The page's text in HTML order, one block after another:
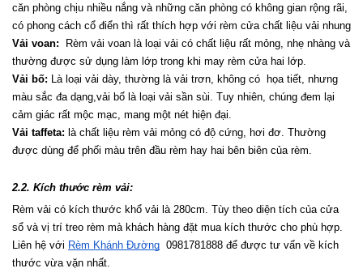
căn phòng chịu nhiều nắng và những căn phòng có không gian rộng rãi,
có phong cách cổ điển thì rất thích hợp với rèm cửa chất liệu vải nhung
Vải voan: Rèm vải voan là loại vải có chất liệu rất mỏng, nhẹ nhàng và
thường được sử dụng làm lớp trong khi may rèm cửa hai lớp.
Vải bố: Là loại vải dày, thường là vải trơn, không có  họa tiết, nhưng
màu sắc đa dạng,vải bố là loại vải sần sùi. Tuy nhiên, chúng đem lại
cảm giác rất mộc mạc, mang một nét hiện đại.
Vải taffeta: là chất liệu rèm vải mỏng có độ cứng, hơi đơ. Thường
được dùng để phối màu trên đầu rèm hay hai bên biên của rèm.
2.2. Kích thước rèm vải:
Rèm vải có kích thước khổ vải là 280cm. Tùy theo diện tích của cửa
sổ và vị trí treo rèm mà khách hàng đặt mua kích thước cho phù hợp.
Liên hệ với Rèm Khánh Đường 0981781888 để được tư vấn về kích
thước vừa vặn nhất.